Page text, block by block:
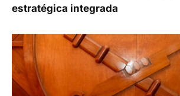
estratégica integrada